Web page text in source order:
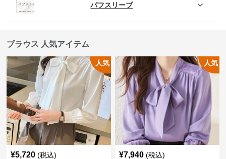
パフスリーブ
ブラウス 人気アイテム
人気
¥5,720 (税込)
人気
¥7,940 (税込)